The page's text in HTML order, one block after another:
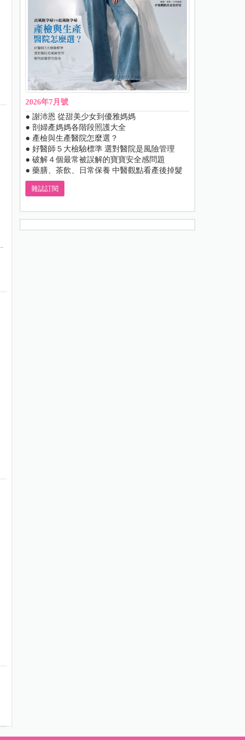
2026年7月號
● 謝沛恩 從甜美少女到優雅媽媽
● 剖婦產媽媽各階段照護大全
● 產檢與生產醫院怎麼選？
● 好醫師５大檢驗標準 選對醫院是風險管理
● 破解４個最常被誤解的寶寶安全感問題
● 藥膳、茶飲、日常保養 中醫觀點看產後掉髮
雜誌訂閱